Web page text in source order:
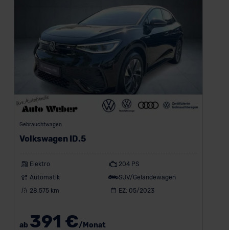
Gebrauchtwagen
Volkswagen ID.5
Elektro
204 PS
Automatik
SUV/Geländewagen
28.575 km
EZ: 05/2023
ab 391 €/Monat